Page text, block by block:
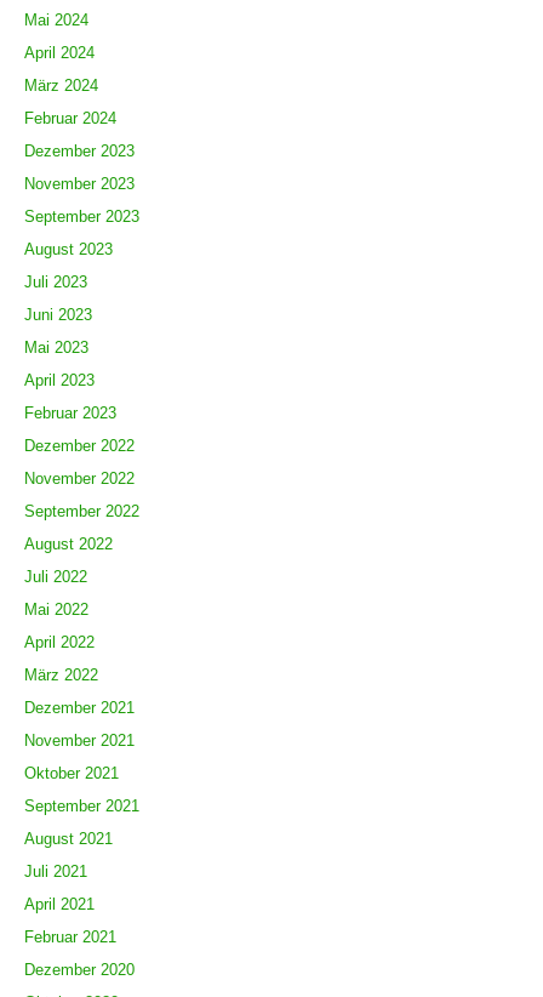
Mai 2024
April 2024
März 2024
Februar 2024
Dezember 2023
November 2023
September 2023
August 2023
Juli 2023
Juni 2023
Mai 2023
April 2023
Februar 2023
Dezember 2022
November 2022
September 2022
August 2022
Juli 2022
Mai 2022
April 2022
März 2022
Dezember 2021
November 2021
Oktober 2021
September 2021
August 2021
Juli 2021
April 2021
Februar 2021
Dezember 2020